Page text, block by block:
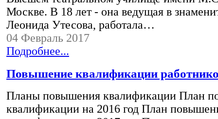
Москве. В 18 лет - она ведущая в
Леонида Утесова, работала…
04 Февраль 2017
Подробнее...
Повышение квалификации
Планы повышения квалификации План
квалификации на 2016 год План